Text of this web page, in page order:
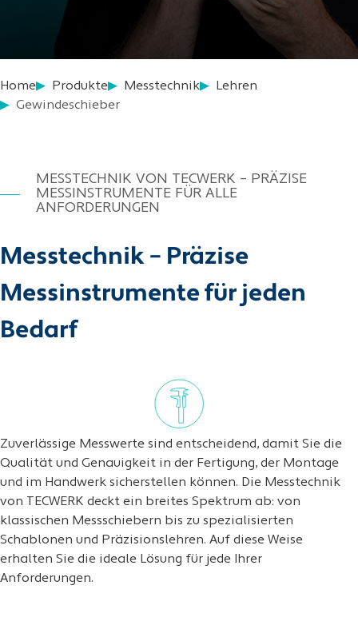
Home Produkte Messtechnik
Lehren
Gewindeschieber
Messtechnik – Präzise
Messinstrumente für jeden
Bedarf
MESSTECHNIK VON TECWERK – PRÄZISE
MESSINSTRUMENTE FÜR ALLE
ANFORDERUNGEN
Zuverlässige Messwerte sind entscheidend, damit Sie die
Qualität und Genauigkeit in der Fertigung, der Montage
und im Handwerk sicherstellen können. Die Messtechnik
von TECWERK deckt ein breites Spektrum ab: von
klassischen Messschiebern bis zu spezialisierten
Schablonen und Präzisionslehren. Auf diese Weise
erhalten Sie die ideale Lösung für jede Ihrer
Anforderungen.